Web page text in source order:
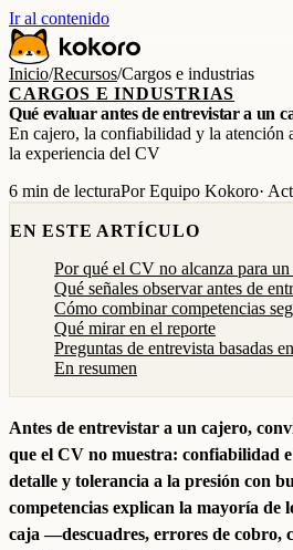
Ir al contenido
Inicio/Recursos/Cargos e industrias
CARGOS E INDUSTRIAS
Qué evaluar antes de entrevistar a un
En cajero, la confiabilidad y la atención
la experiencia del CV
6 min de lecturaPor Equipo Kokoro·
EN ESTE ARTÍCULO
Por qué el CV no alcanza para un
Qué señales observar antes de
Cómo combinar competencias
Qué mirar en el reporte
Preguntas de entrevista basadas
En resumen
Antes de entrevistar a un cajero,
que el CV no muestra: confiabilidad
detalle y tolerancia a la presión con
competencias explican la mayoría de
caja —descuadres, errores de cobro,